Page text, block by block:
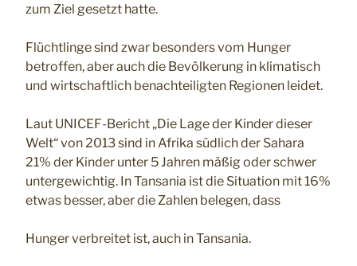
zum Ziel gesetzt hatte.
Flüchtlinge sind zwar besonders vom Hunger
betroffen, aber auch die Bevölkerung in klimatisch
und wirtschaftlich benachteiligten Regionen leidet.
Laut UNICEF-Bericht „Die Lage der Kinder dieser
Welt“ von 2013 sind in Afrika südlich der Sahara
21% der Kinder unter 5 Jahren mäßig oder schwer
untergewichtig. In Tansania ist die Situation mit 16%
etwas besser, aber die Zahlen belegen, dass
Hunger verbreitet ist, auch in Tansania.